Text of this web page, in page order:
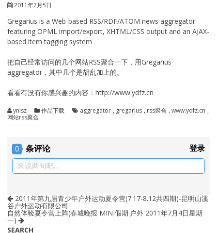
2011年7月5日
Gregarius is a Web-based RSS/RDF/ATOM news aggregator
featuring OPML import/export, XHTML/CSS output and an AJAX-
based item tagging system
把自己经常访问的几个网站RSS聚合一下，用Gregarius
aggregator，其中几个是胡乱加上的。
看看有没有你感兴趣的内容：http://www.ydfz.cn
ynlsz 作品下载 aggregator , gregarius , rss聚合 , www.ydfz.cn ,
网站rss聚合
0 条评论 登录
来说两句吧...
2011年第九届青少年户外运动夏令营(7.17-8.12共四期)-昆明山溪
谷户外运动有限公司
自然体验夏令营上阵(春城晚报 MINI假期·户外 2011年7月4日星期
一)
SEARCH